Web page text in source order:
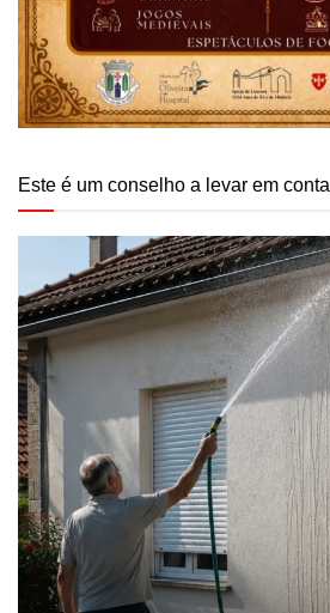
Este é um conselho a levar em conta